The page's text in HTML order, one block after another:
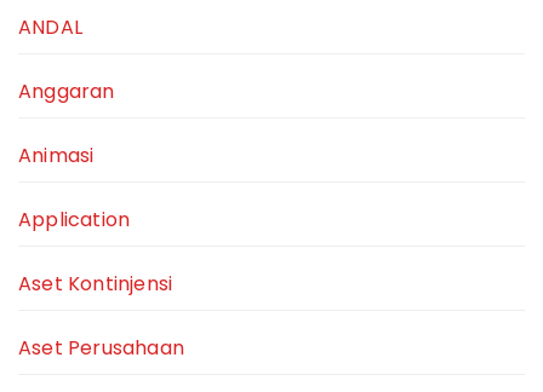
ANDAL
Anggaran
Animasi
Application
Aset Kontinjensi
Aset Perusahaan